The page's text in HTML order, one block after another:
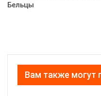
Бельцы
Вам также могут